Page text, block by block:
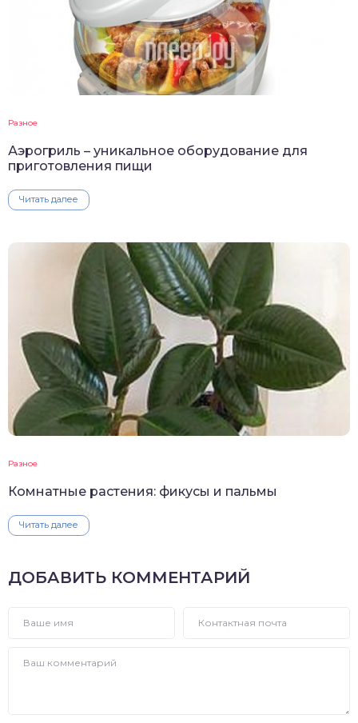
Разное
Аэрогриль – уникальное оборудование для
приготовления пищи
Читать далее
Разное
Комнатные растения: фикусы и пальмы
Читать далее
ДОБАВИТЬ КОММЕНТАРИЙ